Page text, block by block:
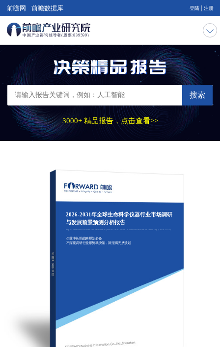
前瞻网 前瞻数据库 登陆 注册
搜索
3000+ 精品报告，点击查看>>
2026-2031年全球生命科学仪器行业市场调研
与发展前景预测分析报告
Report of Market Research and Market Prospective On Global Life Sciences Instruments Industry（2026-2031）
企业中长期战略规划必备
不深度调研行业形势就决策，回报将无从谈起